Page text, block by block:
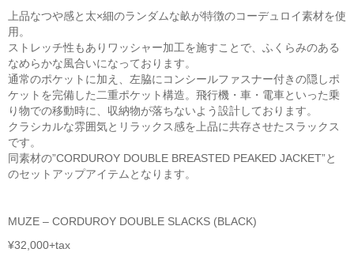
上品なつや感と太×細のランダムな畝が特徴のコーデュロイ素材を使
用。
ストレッチ性もありワッシャー加工を施すことで、ふくらみのある
なめらかな風合いになっております。
通常のポケットに加え、左脇にコンシールファスナー付きの隠しポ
ケットを完備した二重ポケット構造。飛行機・車・電車といった乗
り物での移動時に、収納物が落ちないよう設計しております。
クラシカルな雰囲気とリラックス感を上品に共存させたスラックス
です。
同素材の”CORDUROY DOUBLE BREASTED PEAKED JACKET”と
のセットアップアイテムとなります。
MUZE – CORDUROY DOUBLE SLACKS (BLACK)
¥32,000+tax